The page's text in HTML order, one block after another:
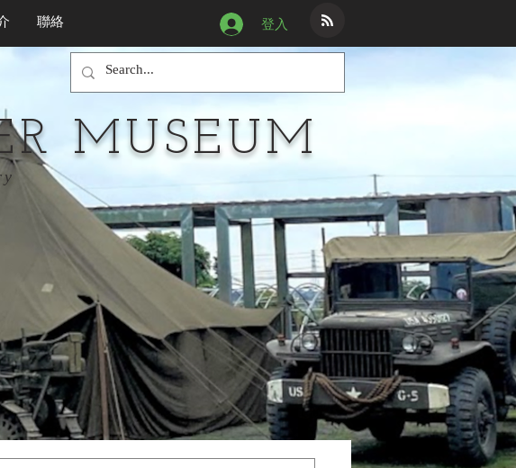
聯絡 登入
MUSEUM